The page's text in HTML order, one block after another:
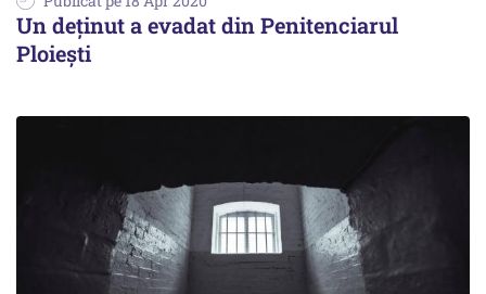
Un deținut a evadat din Penitenciarul
Ploiești